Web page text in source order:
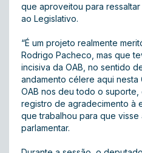
que aproveitou para
ao Legislativo.
“É um projeto realmente
Rodrigo Pacheco, mas que
incisiva da OAB, no sentido
andamento célere aqui nesta
OAB nos deu todo o suporte,
registro de agradecimento à
que trabalhou para que visse
parlamentar.